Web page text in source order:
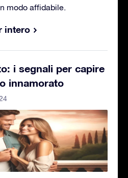
modo affidabile.
intero
i segnali per capire
innamorato